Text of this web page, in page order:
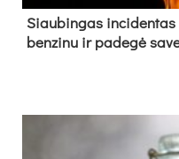
Siau­bin­gas in­ci­den­tas
ben­zi­nu ir pa­de­gė